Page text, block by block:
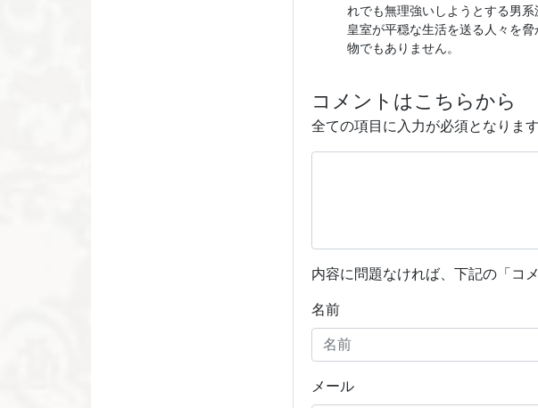
れでも無理強いしようとする男系
皇室が平穏な生活を送る人々を
物でもありません。
コメントはこちらから
全ての項目に入力が必須となりま
内容に問題なければ、下記の「コ
名前
メール